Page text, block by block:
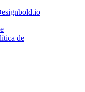
de